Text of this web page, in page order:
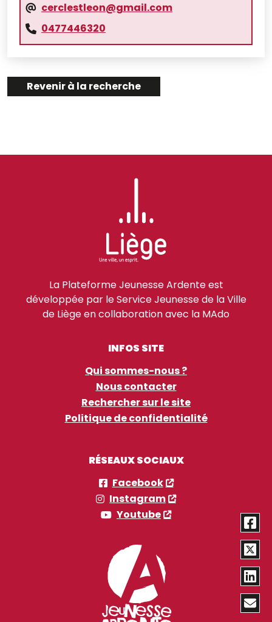
cerclestleon@gmail.com
0477446320
Revenir à la recherche
La Plateforme Jeunesse Ardente est
développée par le Service Jeunesse de la Ville
de Liège en collaboration avec la MAdo
INFOS SITE
Qui sommes-nous ?
Nous contacter
Rechercher sur le site
Politique de confidentialité
RÉSEAUX SOCIAUX
Facebook
Instagram
Youtube